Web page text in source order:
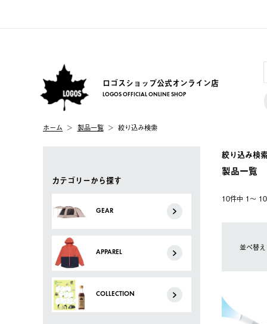
ロゴスショップ公式オンライン店
LOGOS OFFICIAL ONLINE SHOP
ホーム 製品一覧 絞り込み検索
カテゴリーから探す
GEAR
APPAREL
COLLECTION
絞り込み検
製品一覧
10件中 1〜
並べ替え